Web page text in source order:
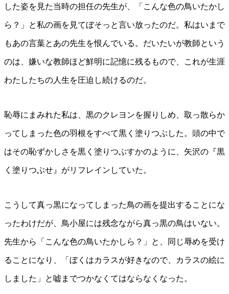
した姿を見た当時の担任の先生が、「こんな色の鳥いたかし
ら？」と私の画を見てぼそっと言い放ったのだ。私はいまで
もあの言葉とあの先生を恨んでいる。だいたいが教師という
のは、嫌いな教師ほど鮮明に記憶に残るもので、これが生涯
わたしたちの人生を圧迫し続けるのだ。
恥辱にまみれた私は、黒のクレヨンを握りしめ、取っ散らか
ってしまった色の羽根をすべて黒く塗りつぶした。頭の中で
はその恥ずかしさを黒く塗りつぶすかのように、矢沢の『黒
く塗りつぶせ』がリフレインしていた。
こうして真っ黒になってしまった鳥の画を提出することにな
ったわけだが、鳥小屋には残念ながら真っ黒の鳥はいない。
先生から「こんな色の鳥いたかしら？」と、同じ辱めを受け
ることになり、「ぼくはカラスが好きなので、カラスの絵に
しました」と嘘までつかなくてはならなくなった。